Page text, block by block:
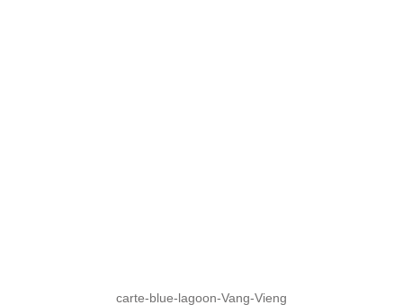
carte-blue-lagoon-Vang-Vieng